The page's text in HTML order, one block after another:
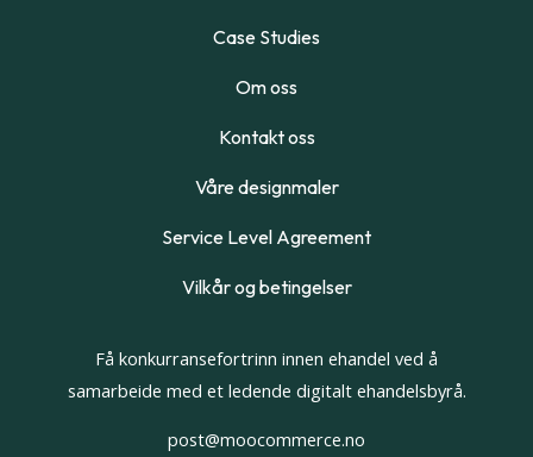
Case Studies
Om oss
Kontakt oss
Våre designmaler
Service Level Agreement
Vilkår og betingelser
Få konkurransefortrinn innen ehandel ved å
samarbeide med et ledende digitalt ehandelsbyrå.
post@moocommerce.no